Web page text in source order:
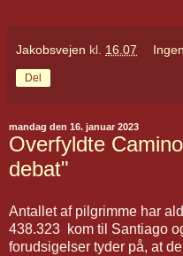
Jakobsvejen kl. 16.07
Del
mandag den 16. januar 2023
Overfyldte
debat"
Antallet af pilgrimme har
438.323 kom til Santiago
forudsigelser tyder på, at